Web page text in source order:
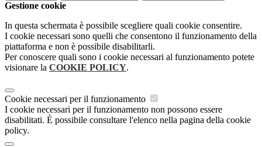
Gestione cookie
In questa schermata è possibile scegliere quali cookie consentire.
I cookie necessari sono quelli che consentono il funzionamento della
piattaforma e non è possibile disabilitarli.
Per conoscere quali sono i cookie necessari al funzionamento potete
visionare la COOKIE POLICY.
Cookie necessari per il funzionamento
I cookie necessari per il funzionamento non possono essere
disabilitati. È possibile consultare l'elenco nella pagina della cookie
policy.